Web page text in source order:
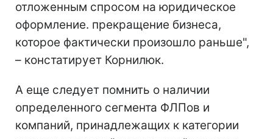
отложенным спросом на юридическое
оформление. прекращение бизнеса,
которое фактически произошло раньше",
– констатирует Корнилюк.
А еще следует помнить о наличии
определенного сегмента ФЛПов и
компаний, принадлежащих к категории